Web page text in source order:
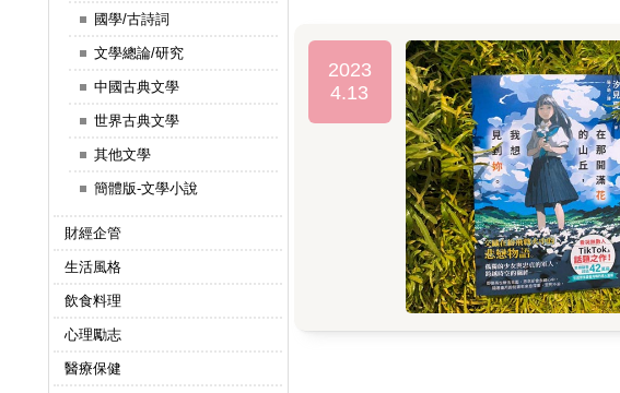
國學/古詩詞
文學總論/研究
中國古典文學
世界古典文學
其他文學
簡體版-文學小說
財經企管
生活風格
飲食料理
心理勵志
醫療保健
2023
4.13